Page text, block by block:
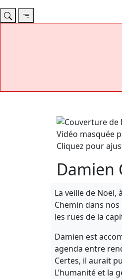
Vidéo masquée
Cliquez pour
Damien
La veille de
Chemin dans
les rues de la
Damien est
agenda entre
Certes, il aurait
L’humanité et la